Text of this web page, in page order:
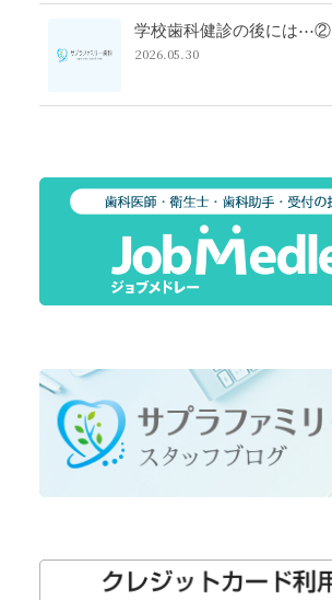
学校歯科健診の後には⋯②
2026.05.30